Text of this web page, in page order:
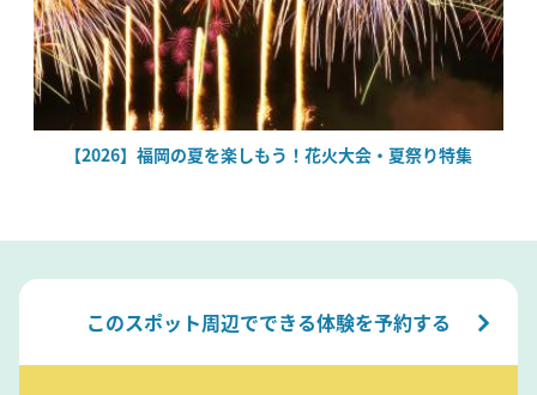
【2026】福岡の夏を楽しもう！花火大会・夏祭り特集
このスポット周辺でできる体験を予約する